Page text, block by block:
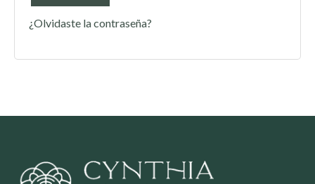
¿Olvidaste la contraseña?